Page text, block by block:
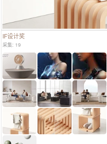
IF设计奖
采集: 19